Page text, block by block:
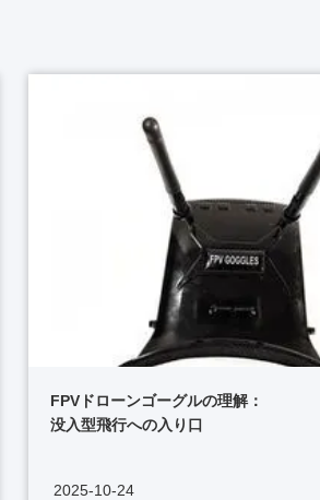
FPVドローンゴーグルの理解：
没入型飛行への入り口
2025-10-24